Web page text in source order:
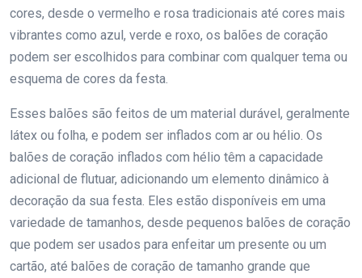
cores, desde o vermelho e rosa tradicionais até cores mais
vibrantes como azul, verde e roxo, os balões de coração
podem ser escolhidos para combinar com qualquer tema ou
esquema de cores da festa.
Esses balões são feitos de um material durável, geralmente
látex ou folha, e podem ser inflados com ar ou hélio. Os
balões de coração inflados com hélio têm a capacidade
adicional de flutuar, adicionando um elemento dinâmico à
decoração da sua festa. Eles estão disponíveis em uma
variedade de tamanhos, desde pequenos balões de coração
que podem ser usados para enfeitar um presente ou um
cartão, até balões de coração de tamanho grande que